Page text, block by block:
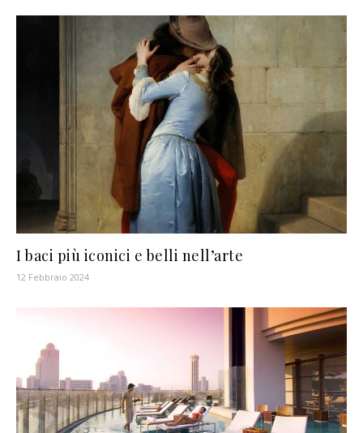
I baci più iconici e belli nell’arte
12 Febbraio 2024